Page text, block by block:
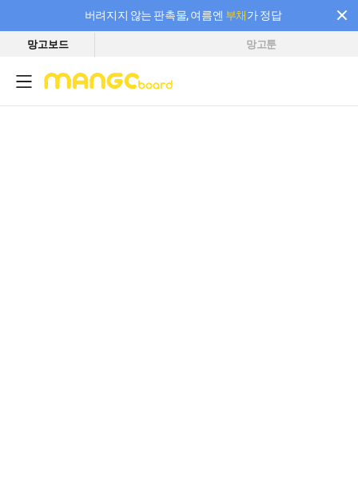
버려지지 않는 판촉물, 여름엔 부채가 정답
필요한 만큼 충전하고 끊김 없이 작업하세요! 새로워진 AI 부스터 요금제
망고보드 망고툰